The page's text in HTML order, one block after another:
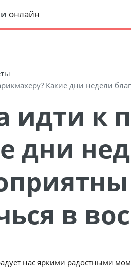
онлайн
Какие дни недели
дни
в
нас яркими радостными